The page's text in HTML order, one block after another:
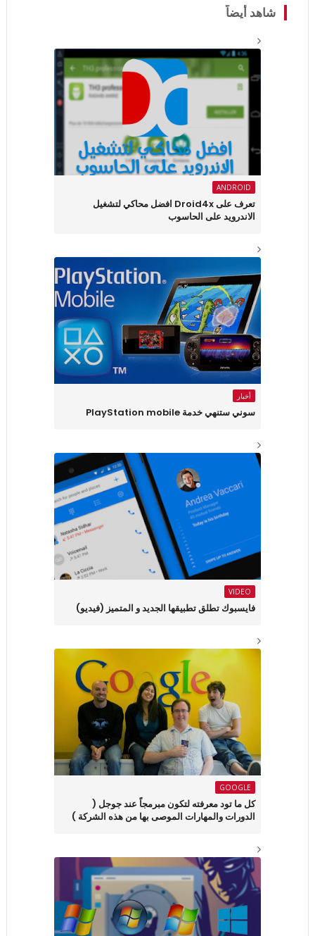
شاهد أيضاً
ANDROID
تعرف على Droid4x افضل محاكي لتشغيل
الاندرويد على الحاسوب
أخبار
سوني ستنهي خدمة PlayStation mobile
VIDEO
فايسبوك تطلق تطبيقها الجديد و المتميز (فيديو)
GOOGLE
كل ما تود معرفته لتكون مبرمجاً عند جوجل (
الدورات والمهارات الموصى بها من هذه الشركة )